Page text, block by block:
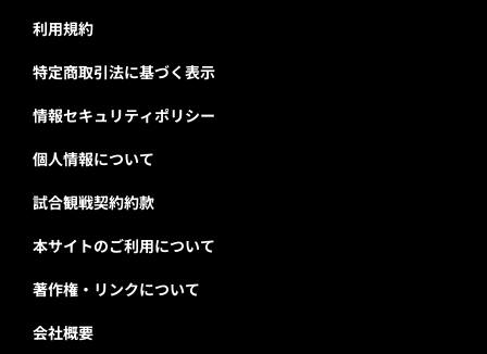
利用規約
特定商取引法に基づく表示
情報セキュリティポリシー
個人情報について
試合観戦契約約款
本サイトのご利用について
著作権・リンクについて
会社概要